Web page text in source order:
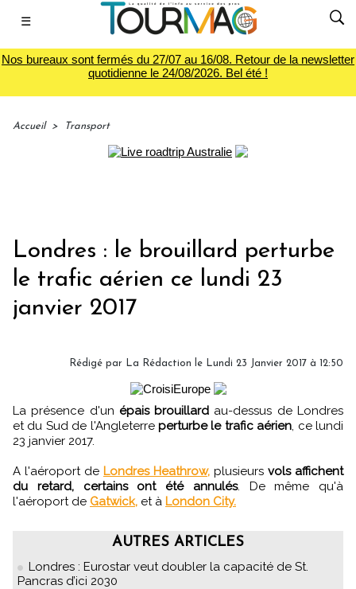
☰
Nos bureaux sont fermés du 27/07 au 16/08. Retour de la newsletter
quotidienne le 24/08/2026. Bel été !
Accueil > Transport
Londres : le brouillard perturbe
le trafic aérien ce lundi 23
janvier 2017
Rédigé par La Rédaction le Lundi 23 Janvier 2017 à 12:50
La présence d'un épais brouillard au-dessus de Londres
et du Sud de l'Angleterre perturbe le trafic aérien, ce lundi
23 janvier 2017.
A l'aéroport de Londres Heathrow, plusieurs vols affichent
du retard, certains ont été annulés. De même qu'à
l'aéroport de Gatwick, et à London City.
AUTRES ARTICLES
Londres : Eurostar veut doubler la capacité de St.
Pancras d’ici 2030